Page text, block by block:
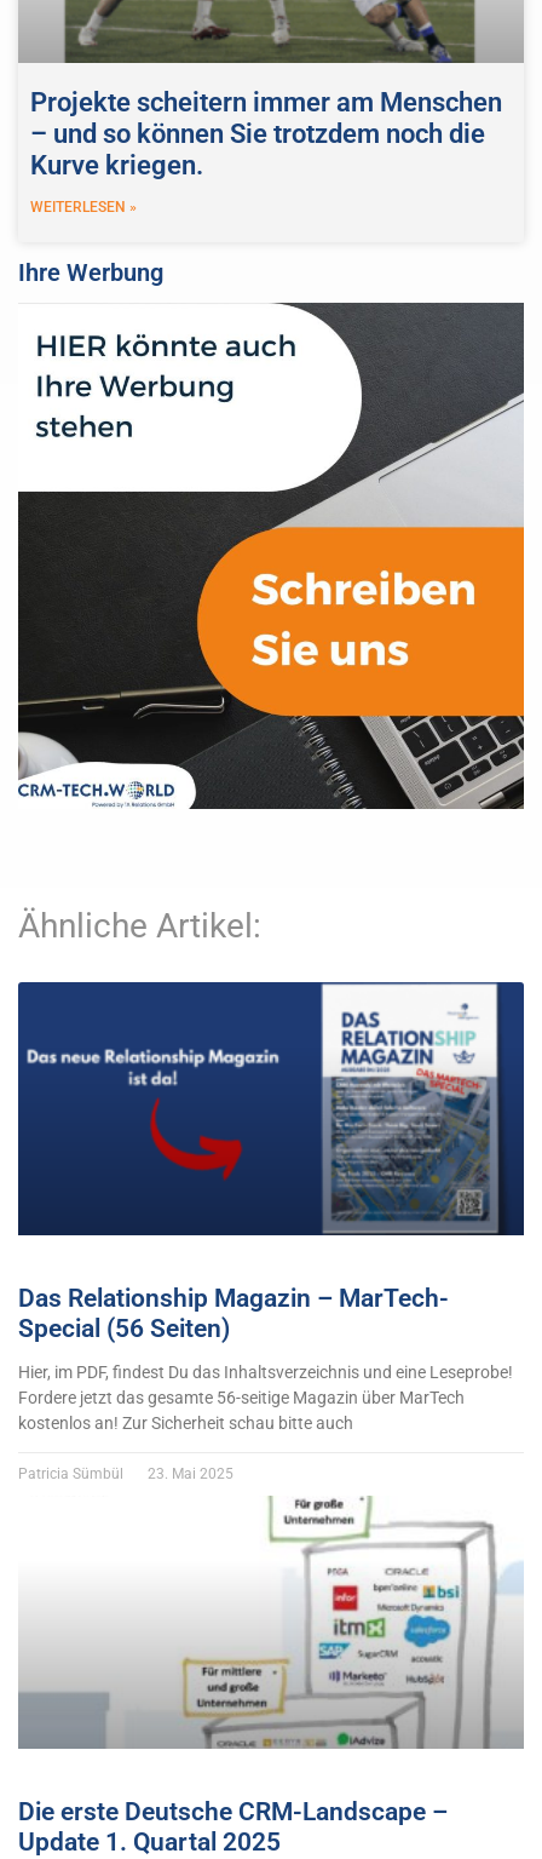
Projekte scheitern immer am Menschen
– und so können Sie trotzdem noch die
Kurve kriegen.
WEITERLESEN »
Ihre Werbung
Ähnliche Artikel:
Das Relationship Magazin – MarTech-
Special (56 Seiten)
Hier, im PDF, findest Du das Inhaltsverzeichnis und eine Leseprobe!
Fordere jetzt das gesamte 56-seitige Magazin über MarTech
kostenlos an! Zur Sicherheit schau bitte auch
Patricia Sümbül 23. Mai 2025
Die erste Deutsche CRM-Landscape –
Update 1. Quartal 2025